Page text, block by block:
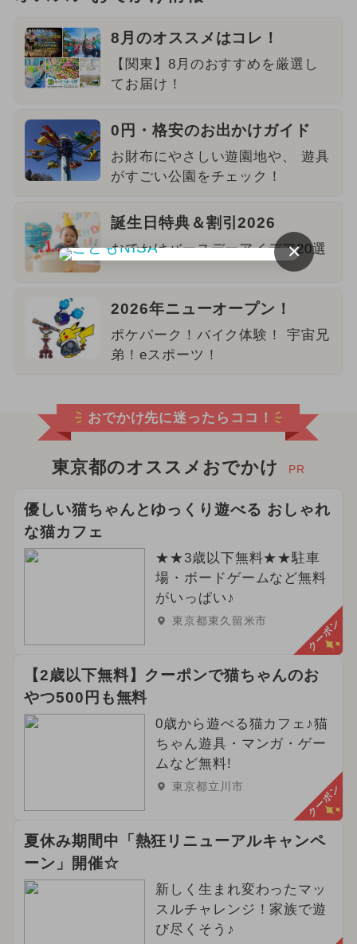
8月のオススメはコレ！
【関東】8月のおすすめを厳選し
てお届け！
0円・格安のお出かけガイド
お財布にやさしい遊園地や、 遊具
がすごい公園をチェック！
誕生日特典＆割引2026
おでかけバースデーアイデア20選
2026年ニューオープン！
ポケパーク！バイク体験！ 宇宙兄
弟！eスポーツ！
おでかけ先に迷ったらココ！
東京都のオススメおでかけ PR
優しい猫ちゃんとゆっくり遊べる おしゃれ
な猫カフェ
★★3歳以下無料★★駐車
場・ボードゲームなど無料
がいっぱい♪
東京都東久留米市 クーポン
【2歳以下無料】クーポンで猫ちゃんのお
やつ500円も無料
0歳から遊べる猫カフェ♪猫
ちゃん遊具・マンガ・ゲー
ムなど無料!
東京都立川市 クーポン
夏休み期間中「熱狂リニューアルキャンペ
ーン」開催☆
新しく生まれ変わったマッ
スルチャレンジ！家族で遊
び尽くそう♪
×